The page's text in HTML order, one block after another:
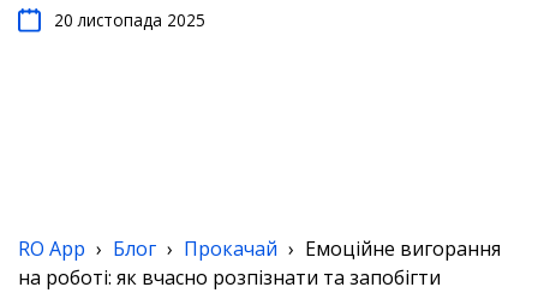
20 листопада 2025
RO App › Блог › Прокачай › Емоційне вигорання
на роботі: як вчасно розпізнати та запобігти